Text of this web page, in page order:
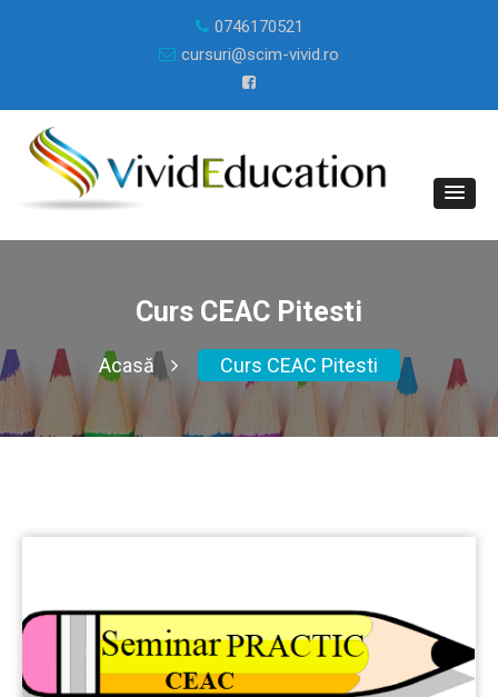
0746170521
cursuri@scim-vivid.ro
Curs CEAC Pitesti
Acasă Curs CEAC Pitesti